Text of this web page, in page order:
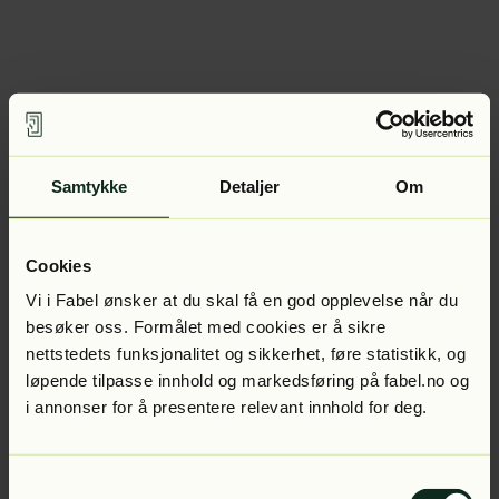
Samtykke Detaljer Om
Cookies
Vi i Fabel ønsker at du skal få en god opplevelse når du
besøker oss. Formålet med cookies er å sikre
nettstedets funksjonalitet og sikkerhet, føre statistikk, og
løpende tilpasse innhold og markedsføring på fabel.no og
i annonser for å presentere relevant innhold for deg.